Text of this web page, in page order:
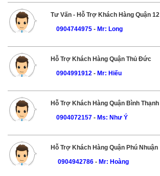
Tư Vấn - Hỗ Trợ Khách Hàng Quận 12
0904744975- Mr: Long
Hỗ Trợ Khách Hàng Quận Thủ Đức
0904991912- Mr: Hiếu
Hỗ Trợ Khách Hàng Quận Bình Thạnh
0904072157- Ms: Như Ý
Hỗ Trợ Khách Hàng Quận Phú Nhuận
0904942786- Mr: Hoàng